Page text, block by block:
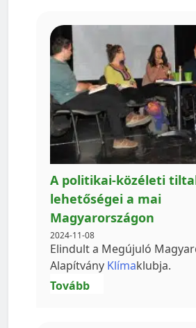
A politikai-közéleti
lehetőségei a mai
Magyarországon
2024-11-08
Elindult a Megújuló
Alapítvány Klímaklubja.
Tovább